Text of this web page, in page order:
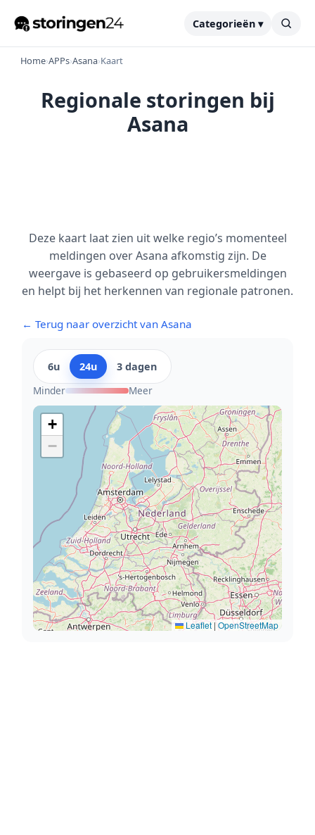
Categorieën ▾
Home›APPs›Asana›Kaart
Regionale storingen bij
Asana
Deze kaart laat zien uit welke regio’s momenteel
meldingen over Asana afkomstig zijn. De
weergave is gebaseerd op gebruikersmeldingen
en helpt bij het herkennen van regionale patronen.
← Terug naar overzicht van Asana
6u 24u
3 dagen
Minder
Meer
+
−
Leaflet|OpenStreetMap